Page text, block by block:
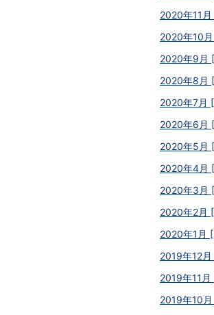
2020年11
2020年10
2020年9月
2020年8月
2020年7月
2020年6月
2020年5月
2020年4月
2020年3月
2020年2月
2020年1月
2019年12
2019年11
2019年10